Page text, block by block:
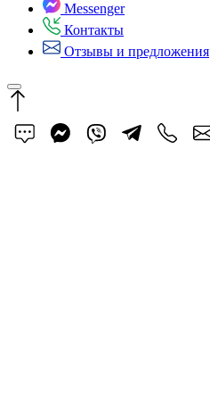
Messenger
Контакты
Отзывы и предложения